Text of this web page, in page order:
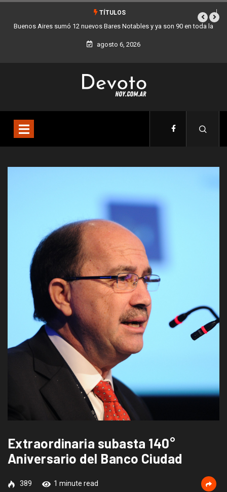
TÍTULOS
y ya son 90 en toda la Los stands móviles de la Ciudad llegan esta
agosto 6, 2026
Extraordinaria subasta 140°
Aniversario del Banco Ciudad
389 1 minute read